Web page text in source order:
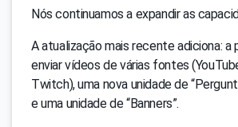
Nós continuamos a expandir as
A atualização mais recente adiciona: a
enviar vídeos de várias fontes
Twitch), uma nova unidade de
e uma unidade de “Banners”.